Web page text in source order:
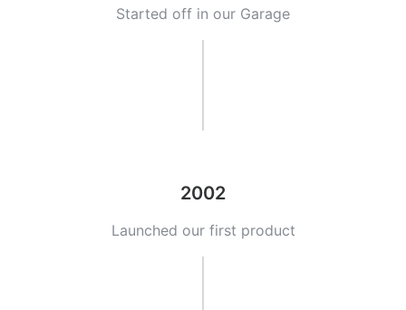
Started off in our Garage
2002
Launched our first product